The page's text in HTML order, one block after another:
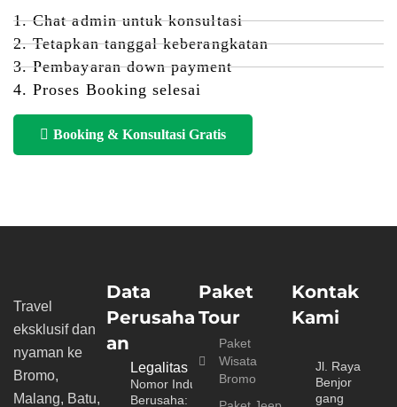
1. Chat admin untuk konsultasi
2. Tetapkan tanggal keberangkatan
3. Pembayaran down payment
4. Proses Booking selesai
Booking & Konsultasi Gratis
Travel
eksklusif dan
nyaman ke
Bromo,
Malang, Batu,
Data
Perusaha
an
Legalitas
Nomor Induk
Berusaha:
Paket
Tour
Paket
Wisata
Bromo
Kontak
Kami
Jl. Raya
Benjor
gang